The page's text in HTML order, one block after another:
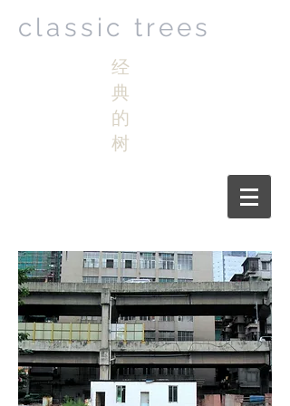
classic trees
经
典
的
树